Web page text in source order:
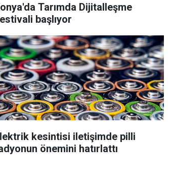
Tarımda Dijitalleşme
başlıyor
kesintisi iletişimde pilli
önemini hatırlattı